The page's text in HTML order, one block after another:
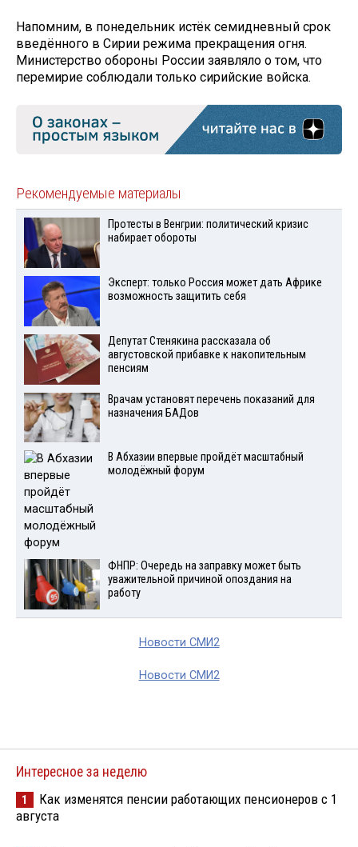
Напомним, в понедельник истёк семидневный срок
введённого в Сирии режима прекращения огня.
Министерство обороны России заявляло о том, что
перемирие соблюдали только сирийские войска.
Рекомендуемые материалы
Протесты в Венгрии: политический кризис
набирает обороты
Эксперт: только Россия может дать Африке
возможность защитить себя
Депутат Стенякина рассказала об
августовской прибавке к накопительным
пенсиям
Врачам установят перечень показаний для
назначения БАДов
В Абхазии впервые пройдёт масштабный
молодёжный форум
ФНПР: Очередь на заправку может быть
уважительной причиной опоздания на
работу
Новости СМИ2
Новости СМИ2
Интересное за неделю
1
Как изменятся пенсии работающих пенсионеров с 1
августа